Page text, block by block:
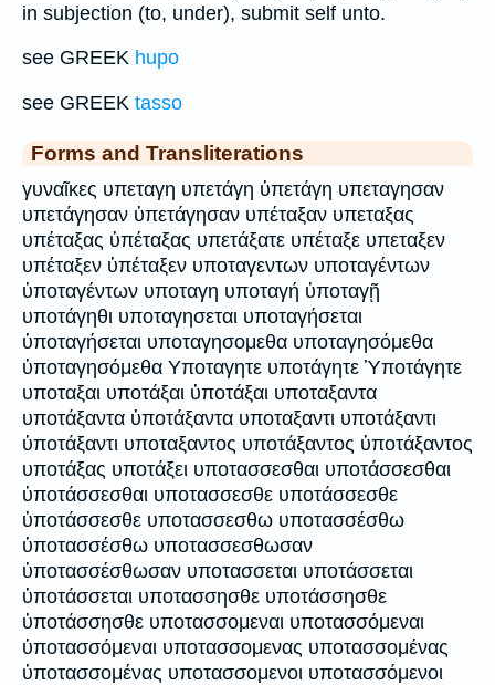
in subjection (to, under), submit self unto.
see GREEK hupo
see GREEK tasso
Forms and Transliterations
γυναῖκες υπεταγη υπετάγη ὑπετάγη υπεταγησαν
υπετάγησαν ὑπετάγησαν υπέταξαν υπεταξας
υπέταξας ὑπέταξας υπετάξατε υπέταξε υπεταξεν
υπέταξεν ὑπέταξεν υποταγεντων υποταγέντων
ὑποταγέντων υποταγη υποταγή ὑποταγῇ
υποτάγηθι υποταγησεται υποταγήσεται
ὑποταγήσεται υποταγησομεθα υποταγησόμεθα
ὑποταγησόμεθα Υποταγητε υποτάγητε Ὑποτάγητε
υποταξαι υποτάξαι ὑποτάξαι υποταξαντα
υποτάξαντα ὑποτάξαντα υποταξαντι υποτάξαντι
ὑποτάξαντι υποταξαντος υποτάξαντος ὑποτάξαντος
υποτάξας υποτάξει υποτασσεσθαι υποτάσσεσθαι
ὑποτάσσεσθαι υποτασσεσθε υποτάσσεσθε
ὑποτάσσεσθε υποτασσεσθω υποτασσέσθω
ὑποτασσέσθω υποτασσεσθωσαν
ὑποτασσέσθωσαν υποτασσεται υποτάσσεται
ὑποτάσσεται υποτασσησθε υποτάσσησθε
ὑποτάσσησθε υποτασσομεναι υποτασσόμεναι
ὑποτασσόμεναι υποτασσομενας υποτασσομένας
ὑποτασσομένας υποτασσομενοι υποτασσόμενοι